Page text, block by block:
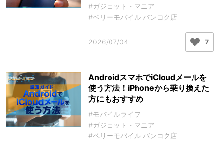
#ガジェット・マニア
#ベリーモバイル バンコク店
2026/07/04 7
AndroidスマホでiCloudメールを
使う方法！iPhoneから乗り換えた
方にもおすすめ
#モバイルライフ
#ガジェット・マニア
#ベリーモバイル バンコク店